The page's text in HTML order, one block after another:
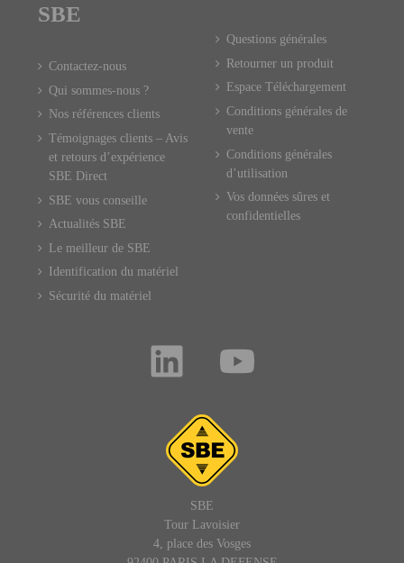
SBE
Contactez-nous
Qui sommes-nous ?
Nos références clients
Témoignages clients – Avis
et retours d’expérience
SBE Direct
SBE vous conseille
Actualités SBE
Le meilleur de SBE
Identification du matériel
Sécurité du matériel
Questions générales
Retourner un produit
Espace Téléchargement
Conditions générales de
vente
Conditions générales
d’utilisation
Vos données sûres et
confidentielles
SBE
Tour Lavoisier
4, place des Vosges